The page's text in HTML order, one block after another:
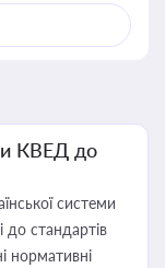
КВЕД до
системи
до стандартів
нормативні